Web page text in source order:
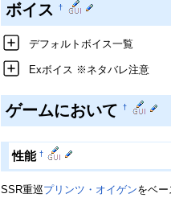
ボイス †
デフォルトボイス一覧
Exボイス ※ネタバレ注意
ゲームにおいて †
性能†
SSR重巡プリンツ・オイゲンをベ